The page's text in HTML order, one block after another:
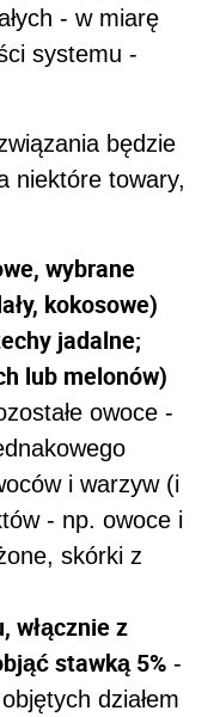
- w miarę
systemu -
będzie
niektóre towary,
wybrane
kokosowe)
jadalne;
lub melonów)
owoce -
i warzyw (i
- np. owoce i
skórki z
włącznie z
stawką 5% -
działem